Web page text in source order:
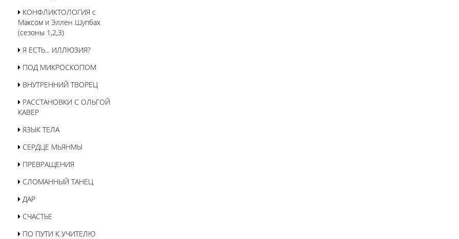
КОНФЛИКТОЛОГИЯ с
Максом и Эллен Шупбах
(сезоны 1,2,3)
Я ЕСТЬ... ИЛЛЮЗИЯ?
ПОД МИКРОСКОПОМ
ВНУТРЕННИЙ ТВОРЕЦ
РАССТАНОВКИ С ОЛЬГОЙ
КАВЕР
ЯЗЫК ТЕЛА
СЕРДЦЕ МЬЯНМЫ
ПРЕВРАЩЕНИЯ
СЛОМАННЫЙ ТАНЕЦ
ДАР
СЧАСТЬЕ
ПО ПУТИ К УЧИТЕЛЮ